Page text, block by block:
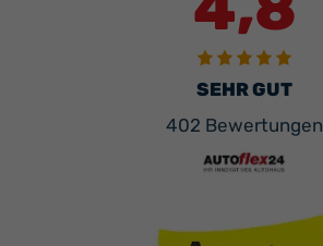
SEHR GUT
402 Bewertungen